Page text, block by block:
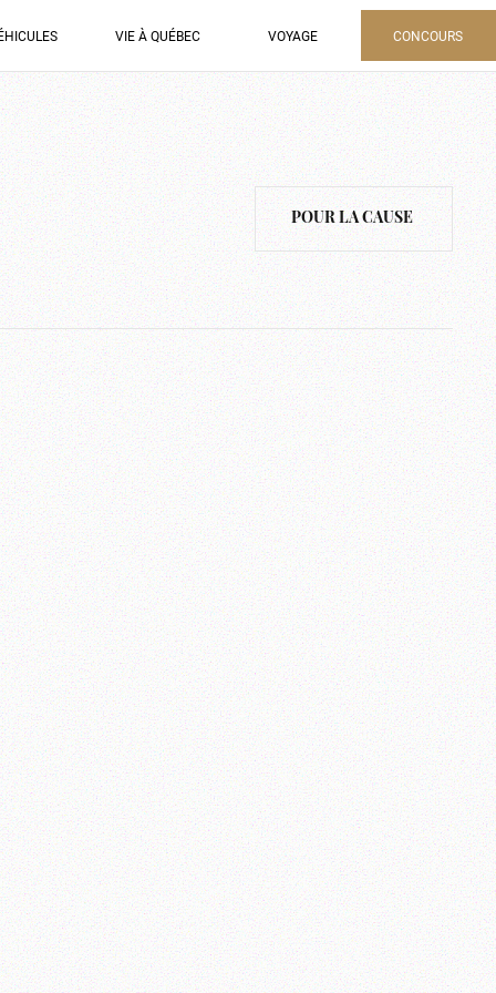
VIE À QUÉBEC VOYAGE CONCOURS
POUR LA CAUSE